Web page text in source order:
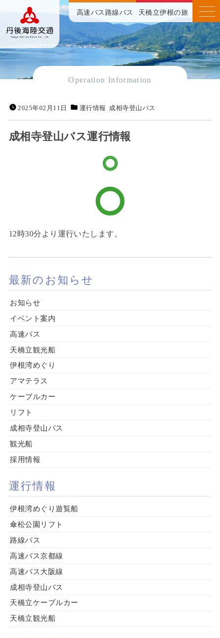
高速バス 路線バス 天橋立伊根の旅
Operation Information
2025年02月11日 運行情報 成相寺登山バス
成相寺登山バス運行情報
12時30分より運行いたします。
最新のお知らせ
お知らせ
イベント案内
高速バス
天橋立観光船
伊根湾めぐり
アマテラス
ケーブルカー
リフト
成相寺登山バス
観光船
採用情報
運行情報
伊根湾めぐり遊覧船
傘松公園リフト
路線バス
高速バス京都線
高速バス大阪線
成相寺登山バス
天橋立ケーブルカー
天橋立観光船